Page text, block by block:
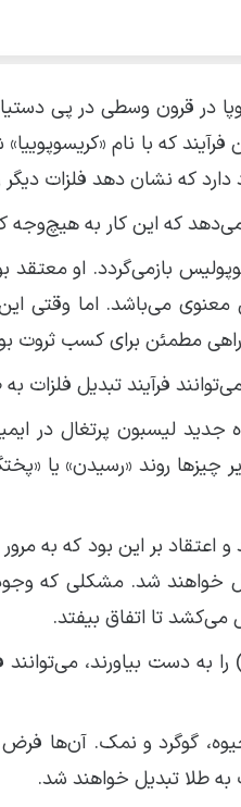
در قرون وسطی در پی
که با نام
که نشان دهد فلزات دیگر
می‌دهد که این کار به
بازمی‌گردد. او معتقد
معنوی می‌باشد. اما وقتی
راهی مطمئن برای کسب ثروت
فرآیند تبدیل فلزات
لیسبون پرتغال در
چیزها روند «رسیدن» یا
اعتقاد بر این بود که به
خواهند شد. مشکلی که
تا اتفاق بیفتد.
به دست بیاورند،
گوگرد و نمک. آن‌ها فرض
به طلا تبدیل خواهند شد.